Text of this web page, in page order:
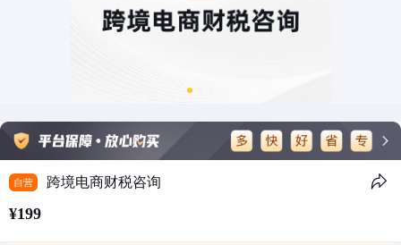
自营 跨境电商财税咨询
¥199